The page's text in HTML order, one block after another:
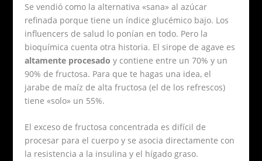
Se vendió como la alternativa «sana» al azúcar
refinada porque tiene un índice glucémico bajo. Los
influencers de salud lo ponían en todo. Pero la
bioquímica cuenta otra historia. El sirope de agave es
altamente procesado y contiene entre un 70% y un
90% de fructosa. Para que te hagas una idea, el
jarabe de maíz de alta fructosa (el de los refrescos)
tiene «solo» un 55%.
El exceso de fructosa concentrada es difícil de
procesar para el cuerpo y se asocia directamente con
la resistencia a la insulina y el hígado graso.